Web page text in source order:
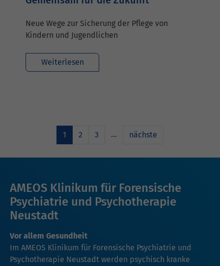
Neue Wege zur Sicherung der Pflege von
Kindern und Jugendlichen
Weiterlesen
1 2 3 … nächste
AMEOS Klinikum für Forensische
Psychiatrie und Psychotherapie
Neustadt
Vor allem Gesundheit
Im AMEOS Klinikum für Forensische Psychiatrie und
Psychotherapie Neustadt werden psychisch kranke